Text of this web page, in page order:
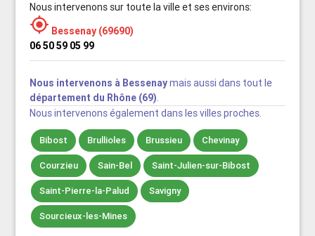
Nous intervenons sur toute la ville et ses environs:
 Bessenay (69690)
06 50 59 05 99
Nous intervenons à Bessenaymais aussi dans tout le
département du Rhône (69).
Nous intervenons également dans les villes proches.
Bibost Brullioles Brussieu Chevinay
Courzieu Sain-Bel Saint-Julien-sur-Bibost
Saint-Pierre-la-Palud Savigny
Sourcieux-les-Mines